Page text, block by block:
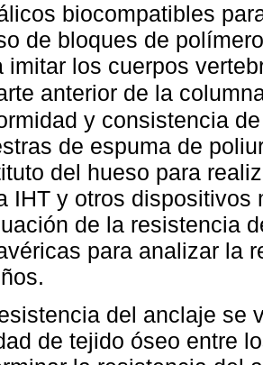
biocompatibles
de bloques de
imitar los cuerpos
anterior de la
y consistencia
de espuma de
del hueso para
IHT y otros dispositivos
de la resistencia
para analizar la
del anclaje se
de tejido óseo entre